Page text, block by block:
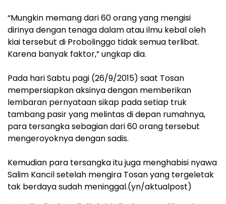
“Mungkin memang dari 60 orang yang mengisi
dirinya dengan tenaga dalam atau ilmu kebal oleh
kiai tersebut di Probolinggo tidak semua terlibat.
Karena banyak faktor,” ungkap dia.
Pada hari Sabtu pagi (26/9/2015) saat Tosan
mempersiapkan aksinya dengan memberikan
lembaran pernyataan sikap pada setiap truk
tambang pasir yang melintas di depan rumahnya,
para tersangka sebagian dari 60 orang tersebut
mengeroyoknya dengan sadis.
Kemudian para tersangka itu juga menghabisi nyawa
Salim Kancil setelah mengira Tosan yang tergeletak
tak berdaya sudah meninggal.(yn/aktualpost)